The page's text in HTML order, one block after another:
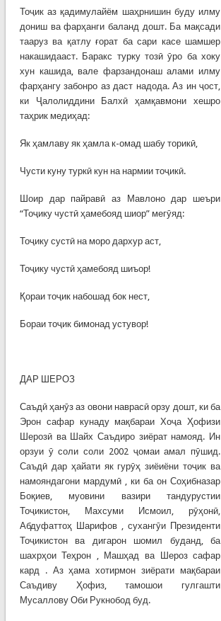
Тоҷик аз қадимулайём шаҳрнишин буду илму
дониш ва фарҳанги баланд дошт. Ба мақсади
тааруз ва қатлу ғорат ба сари касе шамшер
накашидааст. Баракс турку тозӣ ӯро ба хоку
хун кашида, вале фарзандонаш алами илму
фарҳангу забонро аз даст надода. Аз ин ҷост,
ки Ҷалолиддини Балхӣ ҳамқавмони хешро
таҳрик медиҳад:
Як ҳамлаву як ҳамла к-омад шабу торикӣ,
Чусти куну туркӣ кун на нармии тоҷикӣ.
Шоир дар пайравӣ аз Мавлоно дар шеъри
“Тоҷику чустӣ ҳамебояд шиор” мегӯяд:
Тоҷику сустӣ на моро дархур аст,
Тоҷику чустӣ ҳамебояд шиъор!
Қораи тоҷик набошад бок нест,
Бораи тоҷик бимонад устувор!
ДАР ШЕРОЗ
Саъдӣ ҳанӯз аз овони наврасӣ орзу дошт, ки ба
Эрон сафар кунаду мақбараи Хоҷа Ҳофизи
Шерозӣ ва Шайх Саъдиро зиёрат намояд. Ин
орзуи ӯ соли соли 2002 ҷомаи амал пӯшид.
Саъдӣ дар ҳайати як гурӯҳ зиёиёни тоҷик ва
намояндагони мардумӣ , ки ба он Соҳибназар
Боқиев, муовини вазири тандурустии
Тоҷикистон, Махсуми Исмоил, рӯҳонӣ,
Абдуфаттоҳ Шарифов , сухангӯи Президенти
Тоҷикистон ва дигарон шомил буданд, ба
шахрҳои Теҳрон , Машҳад ва Шероз сафар
кард . Аз ҳама хотирмон зиёрати мақбараи
Саъдиву Ҳофиз, тамошои гулгашти
Мусаллову Оби Рукнобод буд.